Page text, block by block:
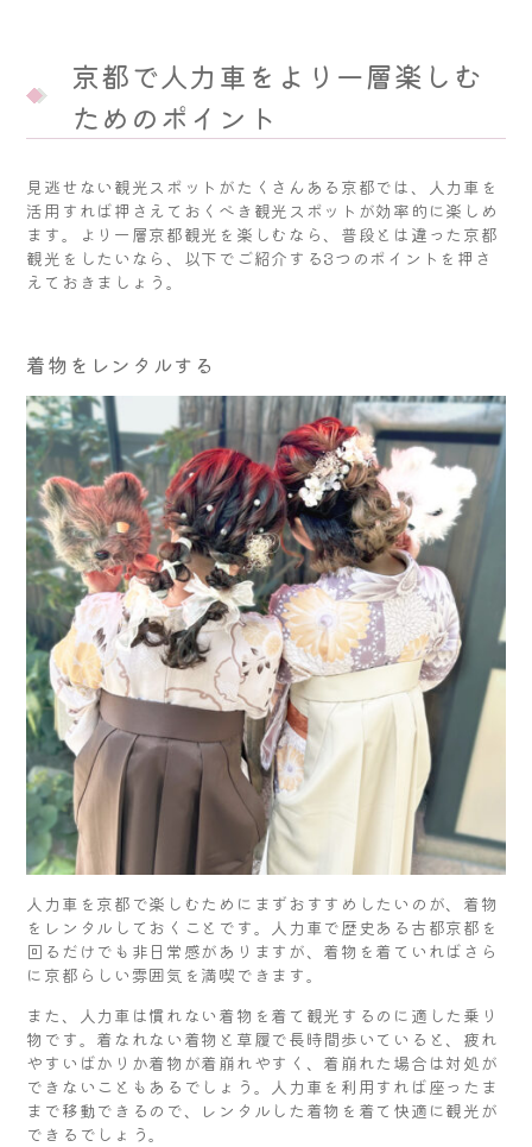
京都で人力車をより一層楽しむ
ためのポイント
見逃せない観光スポットがたくさんある京都では、人力車を
活用すれば押さえておくべき観光スポットが効率的に楽しめ
ます。より一層京都観光を楽しむなら、普段とは違った京都
観光をしたいなら、以下でご紹介する3つのポイントを押さ
えておきましょう。
着物をレンタルする
人力車を京都で楽しむためにまずおすすめしたいのが、着物
をレンタルしておくことです。人力車で歴史ある古都京都を
回るだけでも非日常感がありますが、着物を着ていればさら
に京都らしい雰囲気を満喫できます。
また、人力車は慣れない着物を着て観光するのに適した乗り
物です。着なれない着物と草履で長時間歩いていると、疲れ
やすいばかりか着物が着崩れやすく、着崩れた場合は対処が
できないこともあるでしょう。人力車を利用すれば座ったま
まで移動できるので、レンタルした着物を着て快適に観光が
できるでしょう。